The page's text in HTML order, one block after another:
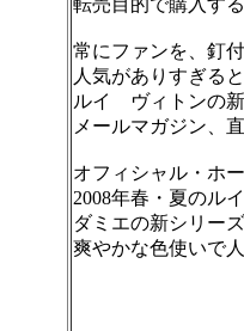
転売目的で購入す
常にファンを、釘
人気がありすぎる
ルイ ヴィトンの
メールマガジン、
オフィシャル・ホ
2008年春・夏のル
ダミエの新シリー
爽やかな色使いで